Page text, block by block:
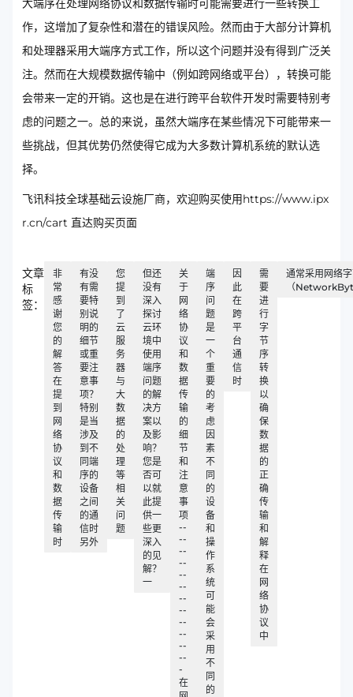
大端序在处理网络协议和数据传输时可能需要进行一些转换工
作，这增加了复杂性和潜在的错误风险。然而由于大部分计算机
和处理器采用大端序方式工作，所以这个问题并没有得到广泛关
注。然而在大规模数据传输中（例如跨网络或平台），转换可能
会带来一定的开销。这也是在进行跨平台软件开发时需要特别考
虑的问题之一。总的来说，虽然大端序在某些情况下可能带来一
些挑战，但其优势仍然使得它成为大多数计算机系统的默认选
择。
飞讯科技全球基础云设施厂商，欢迎购买使用https://www.ipx
r.cn/cart 直达购买页面
文章
标
签：
非
常
感
谢
您
的
解
答
在
提
到
网
络
协
议
和
数
据
传
输
时
有没
有需
要特
别说
明的
细节
或重
要注
意事
项？
特别
是当
涉及
到不
同端
序的
设备
之间
的通
信时
另外
您
提
到
了
云
服
务
器
与
大
数
据
的
处
理
等
相
关
问
题
但还
没有
深入
探讨
云环
境中
使用
端序
问题
的解
决方
案以
及影
响？
您是
否可
以就
此提
供一
些更
深入
的见
解？
一
关
于
网
络
协
议
和
数
据
传
输
的
细
节
和
注
意
事
项
--
--
--
--
--
--
--
--
--
--
--
--
-
在
端
序
问
题
是
一
个
重
要
的
考
虑
因
素
不
同
的
设
备
和
操
作
系
统
可
能
会
采
用
不
同
的
因
此
在
跨
平
台
通
信
时
需
要
进
行
字
节
序
转
换
以
确
保
数
据
的
正
确
传
输
和
解
释
在
网
络
协
议
中
通常采用网络
（